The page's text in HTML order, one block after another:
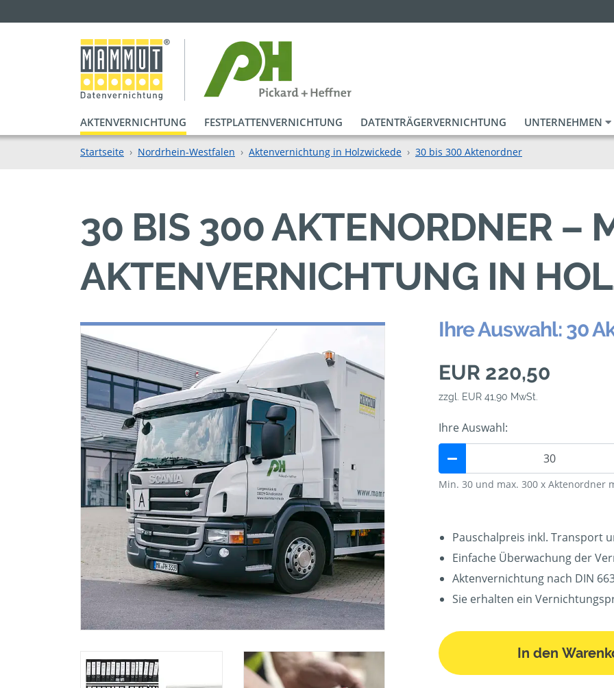
AKTENVERNICHTUNG FESTPLATTENVERNICHTUNG DATENTRÄGERVERNICHTUNG UNTERNEHMEN
Startseite Nordrhein-Westfalen Aktenvernichtung in Holzwickede 30 bis 300 Aktenordner
30 BIS 300 AKTENORDNER –
AKTENVERNICHTUNG IN
Ihre Auswahl: 30
EUR 220,50
zzgl. EUR 41,90 MwSt.
Ihre Auswahl:
Min. 30 und max. 300 x Aktenordner
Pauschalpreis inkl. Transport
Einfache Überwachung der
Aktenvernichtung nach DIN
Sie erhalten ein
In den